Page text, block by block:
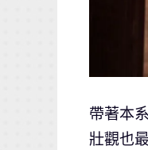
帶著本
壯觀也